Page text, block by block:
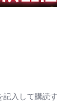
記入して購読